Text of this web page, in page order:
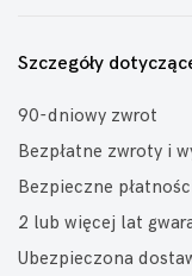
Szczegóły
90-dniowy zwrot
Bezpłatne zwroty i
Bezpieczne
2 lub więcej lat
Ubezpieczona